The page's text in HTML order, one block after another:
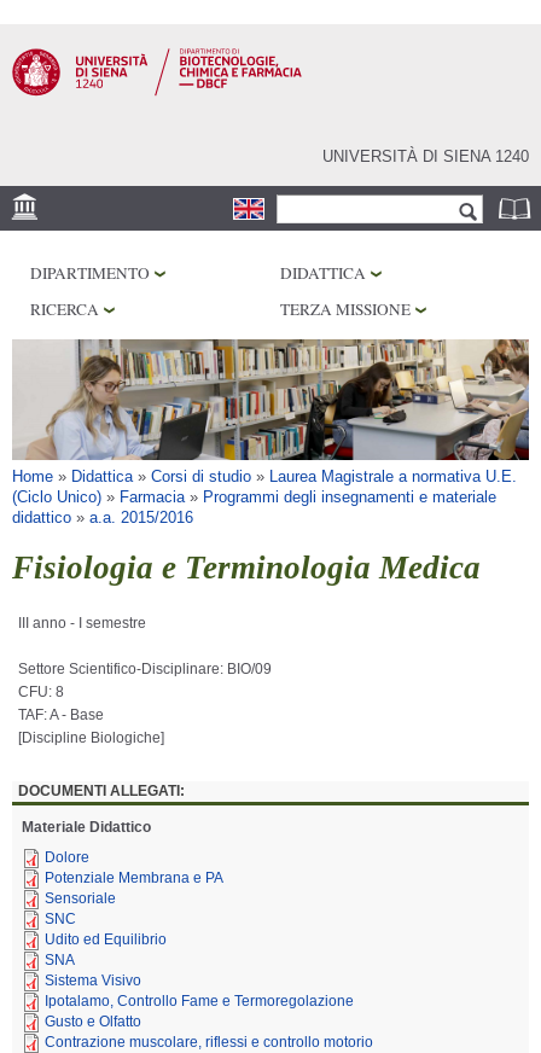
contenuto
principale
UNIVERSITÀ DI SIENA 1240
Form di ricerca
CENTRI DI RICERCA
LABORATORI
BIBLIOTECHE
SERVIZI
DIPARTIMENTO
DIDATTICA
RICERCA
TERZA MISSIONE
Tu sei qui
Home » Didattica» Corsi di studio » Laurea Magistrale a normativa U.E.
(Ciclo Unico) » Farmacia» Programmi degli insegnamenti e materiale
didattico » a.a. 2015/2016
Fisiologia e Terminologia Medica
III anno - I semestre
Settore Scientifico-Disciplinare: BIO/09
CFU: 8
TAF: A - Base
[Discipline Biologiche]
DOCUMENTI ALLEGATI:
Materiale Didattico
Dolore
Potenziale Membrana e PA
Sensoriale
SNC
Udito ed Equilibrio
SNA
Sistema Visivo
Ipotalamo, Controllo Fame e Termoregolazione
Gusto e Olfatto
Contrazione muscolare, riflessi e controllo motorio